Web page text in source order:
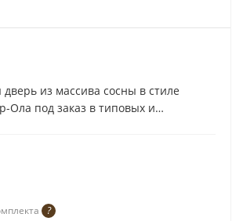
из массива сосны в стиле
Ола под заказ в типовых и
?